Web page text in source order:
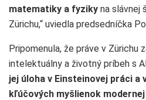
matematiky a fyziky na slávnej
Zürichu,“ uviedla predsedníčka
Pripomenula, že práve v Zürichu
intelektuálny a životný príbeh s
jej úloha v Einsteinovej práci a
kľúčových myšlienok